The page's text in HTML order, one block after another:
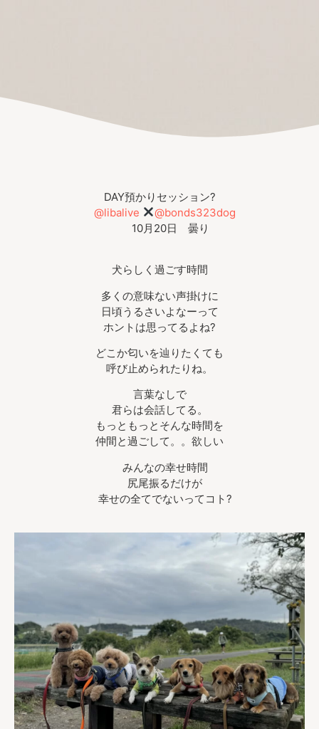
DAY預かりセッション?
@libalive
@bonds323dog
10月20日 曇り
犬らしく過ごす時間
多くの意味ない声掛けに
日頃うるさいよなーって
ホントは思ってるよね?
どこか匂いを辿りたくても
呼び止められたりね。
言葉なしで
君らは会話してる。
もっともっとそんな時間を
仲間と過ごして。。欲しい
みんなの幸せ時間
尻尾振るだけが
幸せの全てでないってコト?